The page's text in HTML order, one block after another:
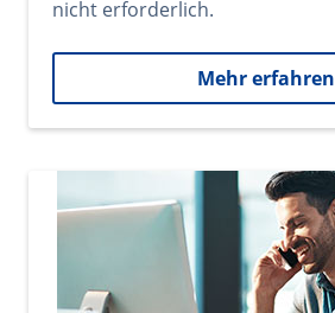
nicht erforderlich.
Mehr erfahren